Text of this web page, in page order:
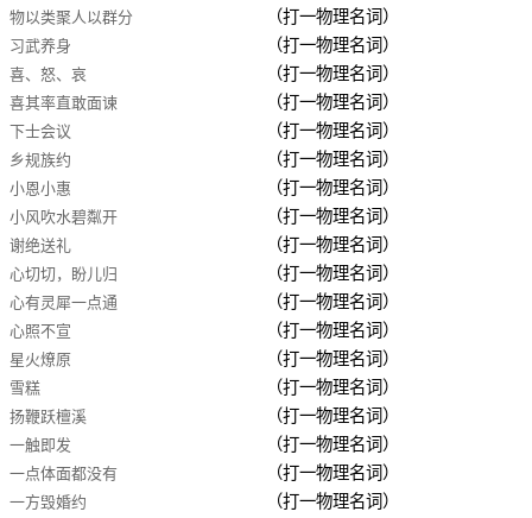
物以类聚人以群分 （打一物理名词）
习武养身 （打一物理名词）
喜、怒、哀 （打一物理名词）
喜其率直敢面谏 （打一物理名词）
下士会议 （打一物理名词）
乡规族约 （打一物理名词）
小恩小惠 （打一物理名词）
小风吹水碧粼开 （打一物理名词）
谢绝送礼 （打一物理名词）
心切切，盼儿归 （打一物理名词）
心有灵犀一点通 （打一物理名词）
心照不宣 （打一物理名词）
星火燎原 （打一物理名词）
雪糕 （打一物理名词）
扬鞭跃檀溪 （打一物理名词）
一触即发 （打一物理名词）
一点体面都没有 （打一物理名词）
一方毁婚约 （打一物理名词）